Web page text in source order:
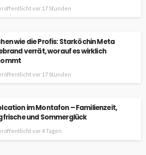
vor 17 Stunden
wie die Profis: Starköchin Meta
verrät, worauf es wirklich
vor 17 Stunden
im Montafon – Familienzeit,
und Sommerglück
vor 4 Tagen